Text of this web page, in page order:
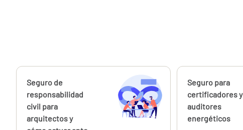
Calcúlalo ahora
Seguro de
responsabilidad
civil para
arquitectos y
Calcúlalo ahora
Seguro para
certificadores y
auditores
energéticos